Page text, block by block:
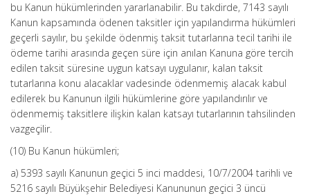
bu Kanun hükümlerinden yararlanabilir. Bu takdirde, 7143 sayılı
Kanun kapsamında ödenen taksitler için yapılandırma hükümleri
geçerli sayılır, bu şekilde ödenmiş taksit tutarlarına tecil tarihi ile
ödeme tarihi arasında geçen süre için anılan Kanuna göre tercih
edilen taksit süresine uygun katsayı uygulanır, kalan taksit
tutarlarına konu alacaklar vadesinde ödenmemiş alacak kabul
edilerek bu Kanunun ilgili hükümlerine göre yapılandırılır ve
ödenmemiş taksitlere ilişkin kalan katsayı tutarlarının tahsilinden
vazgeçilir.
(10) Bu Kanun hükümleri;
a) 5393 sayılı Kanunun geçici 5 inci maddesi, 10/7/2004 tarihli ve
5216 sayılı Büyükşehir Belediyesi Kanununun geçici 3 üncü